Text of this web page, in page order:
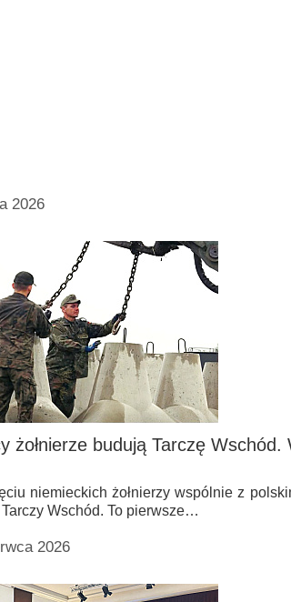
2026
żołnierze budują Tarczę
niemieckich żołnierzy wspólnie z
Wschód. To pierwsze…
2026